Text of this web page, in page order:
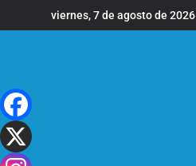
al
viernes, 7 de agosto de 2026